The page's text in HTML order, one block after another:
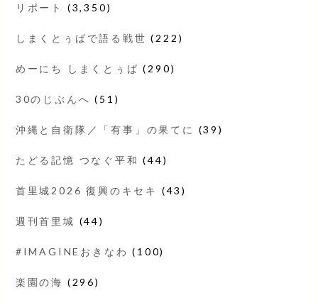
リポート (3,350)
しまくとぅばで語る戦世 (222)
めーにち しまくとぅば (290)
30のじぶんへ (51)
沖縄と自衛隊／「有事」の果てに (39)
たどる記憶 つなぐ平和 (44)
首里城2026 復興のキセキ (43)
週刊首里城 (44)
#IMAGINEおきなわ (100)
楽園の海 (296)